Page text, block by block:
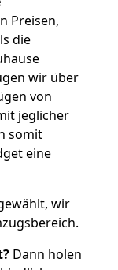
Preisen,
die
wir über
von
jeglicher
somit
eine
wir
Dann holen